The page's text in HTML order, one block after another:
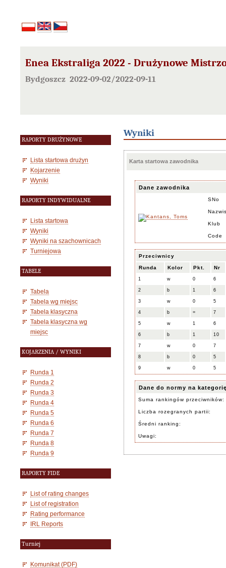
Enea Ekstraliga 2022 - Drużynowe
Bydgoszcz 2022-09-02/2022-09-11
RAPORTY DRUŻYNOWE
Lista startowa drużyn
Kojarzenie
Wyniki
RAPORTY INDYWIDUALNE
Lista startowa
Wyniki
Wyniki na szachownicach
Turniejowa
TABELE
Tabela
Tabela wg miejsc
Tabela klasyczna
Tabela klasyczna wg
miejsc
KOJARZENIA / WYNIKI
Runda 1
Runda 2
Runda 3
Runda 4
Runda 5
Runda 6
Runda 7
Runda 8
Runda 9
RAPORTY FIDE
List of rating changes
List of registration
Rating performance
IRL Reports
Turniej
Komunikat (PDF)
Wyniki
Karta startowa zawodnika
Dane zawodnika
SNo
Klub
Code
Przeciwnicy
Runda Kolor Pkt. Nr
1 w 0 6
2 b 1 6
3 w 0 5
4 b = 7
5 w 1 6
6 b 1 10
7 w 0 7
8 b 0 5
9 w 0 5
Dane do normy na
Suma rankingów przeciwników:
Liczba rozegranych partii:
Średni ranking:
Uwagi: